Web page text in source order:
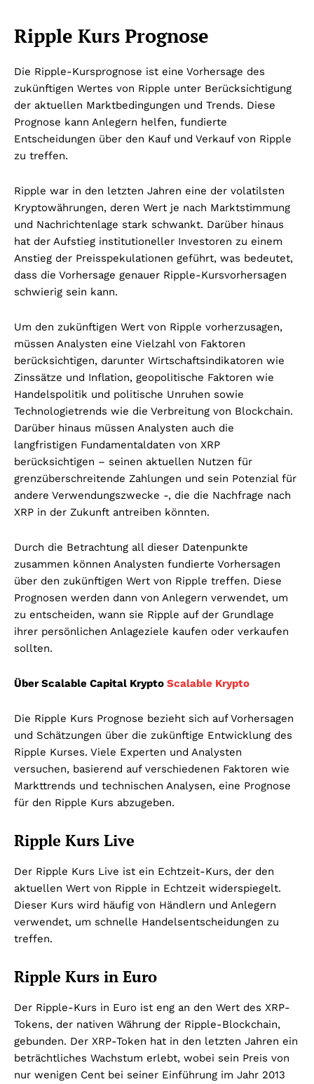
Ripple Kurs Prognose
Die Ripple-Kursprognose ist eine Vorhersage des
zukünftigen Wertes von Ripple unter Berücksichtigung
der aktuellen Marktbedingungen und Trends. Diese
Prognose kann Anlegern helfen, fundierte
Entscheidungen über den Kauf und Verkauf von Ripple
zu treffen.
Ripple war in den letzten Jahren eine der volatilsten
Kryptowährungen, deren Wert je nach Marktstimmung
und Nachrichtenlage stark schwankt. Darüber hinaus
hat der Aufstieg institutioneller Investoren zu einem
Anstieg der Preisspekulationen geführt, was bedeutet,
dass die Vorhersage genauer Ripple-Kursvorhersagen
schwierig sein kann.
Um den zukünftigen Wert von Ripple vorherzusagen,
müssen Analysten eine Vielzahl von Faktoren
berücksichtigen, darunter Wirtschaftsindikatoren wie
Zinssätze und Inflation, geopolitische Faktoren wie
Handelspolitik und politische Unruhen sowie
Technologietrends wie die Verbreitung von Blockchain.
Darüber hinaus müssen Analysten auch die
langfristigen Fundamentaldaten von XRP
berücksichtigen – seinen aktuellen Nutzen für
grenzüberschreitende Zahlungen und sein Potenzial für
andere Verwendungszwecke -, die die Nachfrage nach
XRP in der Zukunft antreiben könnten.
Durch die Betrachtung all dieser Datenpunkte
zusammen können Analysten fundierte Vorhersagen
über den zukünftigen Wert von Ripple treffen. Diese
Prognosen werden dann von Anlegern verwendet, um
zu entscheiden, wann sie Ripple auf der Grundlage
ihrer persönlichen Anlageziele kaufen oder verkaufen
sollten.
Über Scalable Capital Krypto Scalable Krypto
Die Ripple Kurs Prognose bezieht sich auf Vorhersagen
und Schätzungen über die zukünftige Entwicklung des
Ripple Kurses. Viele Experten und Analysten
versuchen, basierend auf verschiedenen Faktoren wie
Markttrends und technischen Analysen, eine Prognose
für den Ripple Kurs abzugeben.
Ripple Kurs Live
Der Ripple Kurs Live ist ein Echtzeit-Kurs, der den
aktuellen Wert von Ripple in Echtzeit widerspiegelt.
Dieser Kurs wird häufig von Händlern und Anlegern
verwendet, um schnelle Handelsentscheidungen zu
treffen.
Ripple Kurs in Euro
Der Ripple-Kurs in Euro ist eng an den Wert des XRP-
Tokens, der nativen Währung der Ripple-Blockchain,
gebunden. Der XRP-Token hat in den letzten Jahren ein
beträchtliches Wachstum erlebt, wobei sein Preis von
nur wenigen Cent bei seiner Einführung im Jahr 2013